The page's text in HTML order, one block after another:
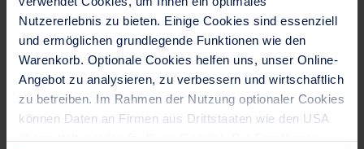
Nutzererlebnis zu bieten. Einige Cookies sind essenziell
und ermöglichen grundlegende Funktionen wie den
Warenkorb. Optionale Cookies helfen uns, unser Online-
Angebot zu analysieren, zu verbessern und wirtschaftlich
zu betreiben. Im Rahmen der Nutzung optionaler Cookies
können Daten an Firmen aus Drittstaaten wie den USA
übermittelt werden (z. B. an Google). Die Empfänger
DAS KÖNNTE IHNEN AUCH GEFALLEN